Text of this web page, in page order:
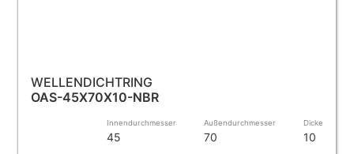
WELLENDICHTRING
OAS-45X70X10-NBR
Innendurchmesser
45
Außendurchmesser
70
Dicke
10